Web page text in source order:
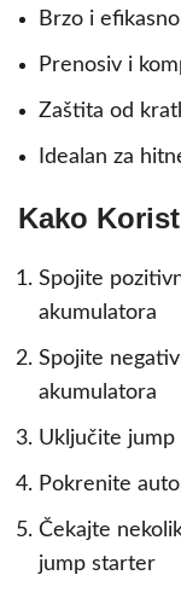
Brzo i
Prenosiv i
Zaštita od
Idealan za
Kako
Spojite
akumulatora
Spojite
akumulatora
Uključite
Pokrenite
Čekajte
jump starter